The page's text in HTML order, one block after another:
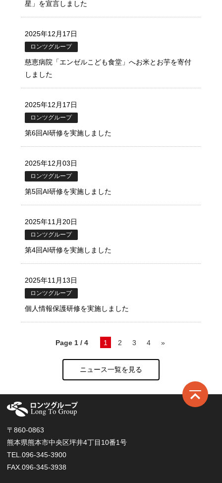
星」を宣言しました
2025年12月17日
ロンツグループ
慈恵病院「エンゼルこども食堂」へお米とお芋を寄付
しました
2025年12月17日
ロンツグループ
第6回AI研修を実施しました
2025年12月03日
ロンツグループ
第5回AI研修を実施しました
2025年11月20日
ロンツグループ
第4回AI研修を実施しました
2025年11月13日
ロンツグループ
個人情報保護研修を実施しました
Page 1 / 4 1 2 3 4 »
ニュース一覧を見る
〒860-0863
熊本県熊本市中央区坪井4丁目10番1号
TEL.096-345-3900
FAX.096-345-3938